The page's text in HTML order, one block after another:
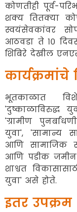
कोणतीही पूर्व-
शक्य तितक्या
स्वयंसेवकांवर
आठवडा ते १०
शिबिरे देखील
कार्यक्रमांचे
भूतकाळात
'दुष्काळाविरुद्ध
'ग्रामीण
युवा', 'सामान्य
आणि सामाजिक
आणि पडीक जमीन
शाश्वत
युवा' असे होते.
इतर उपक्रम